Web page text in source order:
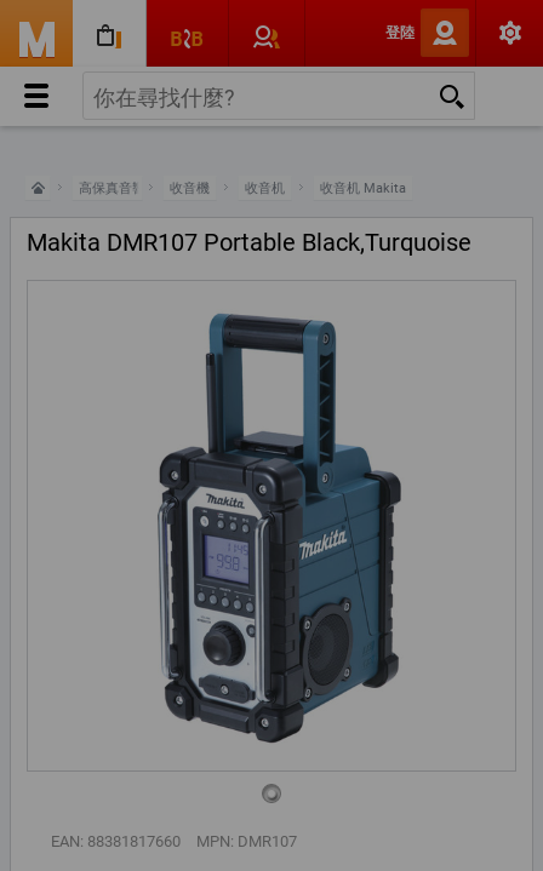
登陸
高保真音響 收音機 收音机 收音机 Makita
Makita DMR107 Portable Black,Turquoise
EAN: 88381817660 MPN: DMR107